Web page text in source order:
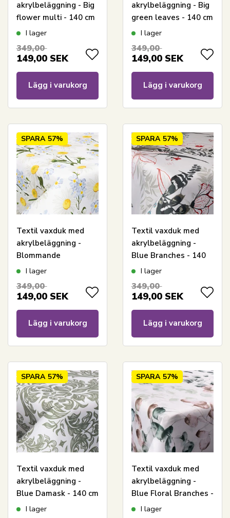
akrylbeläggning - Big
flower multi - 140 cm
bred - På metervis
I lager
349,00
149,00 SEK
Lägg i varukorg
akrylbeläggning - Big
green leaves - 140 cm
bred - På metervara
I lager
349,00
149,00 SEK
Lägg i varukorg
SPARA 57%
Textil vaxduk med
akrylbeläggning -
Blommande
Tusenskönor - 140 cm
I lager
349,00
149,00 SEK
Lägg i varukorg
SPARA 57%
Textil vaxduk med
akrylbeläggning -
Blue Branches - 140
cm bred - På metervis
I lager
349,00
149,00 SEK
Lägg i varukorg
SPARA 57%
Textil vaxduk med
akrylbeläggning -
Blue Damask - 140 cm
bred - På metervis
I lager
SPARA 57%
Textil vaxduk med
akrylbeläggning -
Blue Floral Branches -
140 cm bred - På
I lager